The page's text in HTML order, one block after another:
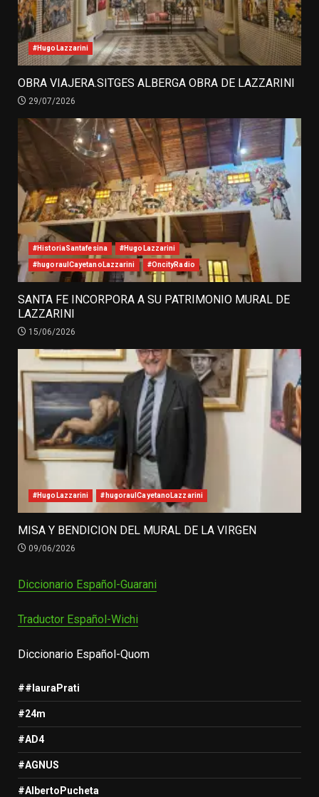
#HugoLazzarini
OBRA VIAJERA.SITGES ALBERGA OBRA DE LAZZARINI
29/07/2026
#HistoriaSantafesina #HugoLazzarini
#hugoraulCayetanoLazzarini #OncityRadio
SANTA FE INCORPORA A SU PATRIMONIO MURAL DE
LAZZARINI
15/06/2026
#HugoLazzarini #hugoraulCayetanoLazzarini
MISA Y BENDICION DEL MURAL DE LA VIRGEN
09/06/2026
Diccionario Español-Guarani
Traductor Español-Wichi
Diccionario Español-Quom
##lauraPrati
#24m
#AD4
#AGNUS
#AlbertoPucheta